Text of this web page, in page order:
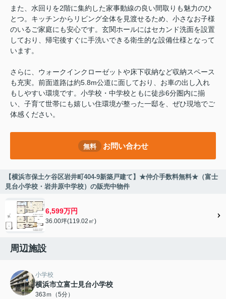
また、水回りを2階に集約した家事動線の良い間取りも魅力のひ
とつ。キッチンからリビング全体を見渡せるため、小さなお子様
のいるご家庭にも安心です。玄関ホールにはセカンド洗面を設置
しており、帰宅後すぐに手洗いできる衛生的な設備仕様となって
います。
さらに、ウォークインクローゼットや床下収納など収納スペース
も充実。前面道路は約5.8m公道に面しており、お車の出し入れ
もしやすい環境です。小学校・中学校ともに徒歩6分圏内に揃
い、子育て世帯にも嬉しい住環境が整った一邸を、ぜひ現地でご
体感ください。
無料 お問い合わせ
【横浜市保土ケ谷区岩井町404-9新築戸建て】★仲介手数料無料★（富士
見台小学校・岩井原中学校）の販売中物件
6,599万円
36.00坪(119.02㎡)
周辺施設
小学校
横浜市立富士見台小学校
363ｍ（5分）